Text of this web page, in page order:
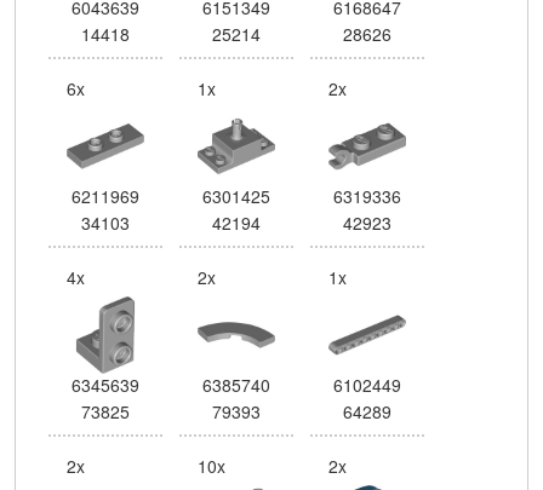
6043639
14418
6151349
25214
6168647
28626
6x
6211969
34103
1x
6301425
42194
2x
6319336
42923
4x
6345639
73825
2x
6385740
79393
1x
6102449
64289
2x 10x 2x